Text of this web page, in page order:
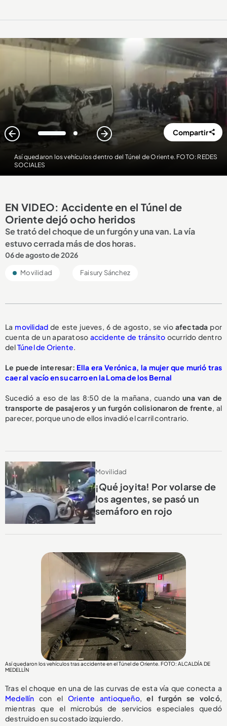
Así quedaron los vehículos dentro del Túnel de Oriente. FOTO: REDES
SOCIALES
1 2 Compartir
EN VIDEO: Accidente en el Túnel de
Oriente dejó ocho heridos
Se trató del choque de un furgón y una van. La vía
estuvo cerrada más de dos horas.
06 de agosto de 2026
Movilidad Faisury Sánchez
La movilidad de este jueves, 6 de agosto, se vioafectada por
cuenta de un aparatoso accidente de tránsito ocurrido dentro
delTúnel de Oriente.
Le puede interesar: Ella era Verónica, la mujer que murió tras
caer al vacío en su carro en la Loma de los Bernal
Sucedió a eso de las 8:50 de la mañana, cuandouna van de
transporte de pasajeros y un furgón colisionaron de frente, al
parecer, porque uno de ellos invadió el carril contrario.
Movilidad
¡Qué joyita! Por volarse de
los agentes, se pasó un
semáforo en rojo
Así quedaron los vehículos tras accidente en el Túnel de Oriente. FOTO: ALCALDÍA DE
MEDELLÍN
Tras el choque en una de las curvas de esta vía que conecta a
Medellín con el Oriente antioqueño,el furgón se volcó,
mientras que el microbús de servicios especiales quedó
destruido en su costado izquierdo.